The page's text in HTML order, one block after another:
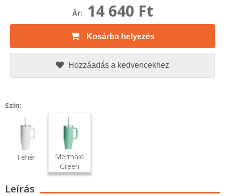
Ár: 14 640 Ft
Kosárba helyezés
Hozzáadás a kedvencekhez
Szín:
Fehér
Mermaid
Green
Leírás